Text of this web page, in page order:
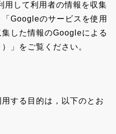
して利用者の情報を収集
Googleのサービスを使用
した情報のGoogleによる
」をご覧ください。
する目的は，以下のとお